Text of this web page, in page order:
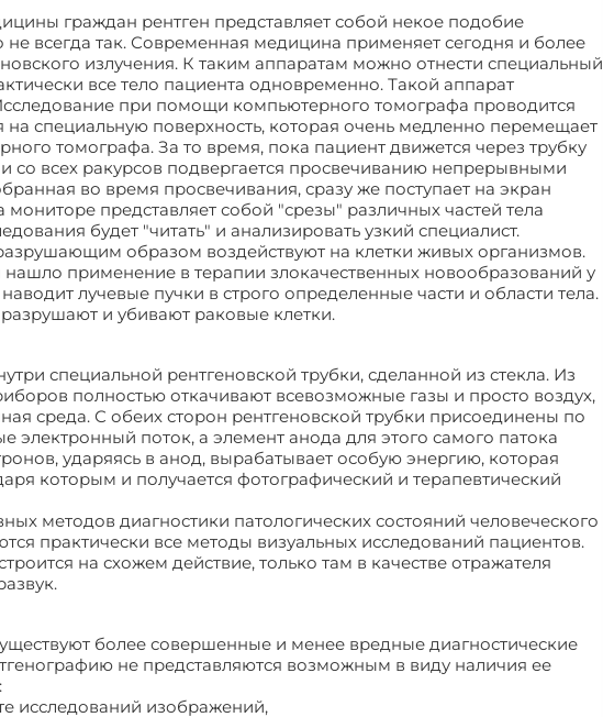
граждан рентген представляет собой некое подобие
всегда так. Современная медицина применяет сегодня и более
излучения. К таким аппаратам можно отнести специальный
все тело пациента одновременно. Такой аппарат
при помощи компьютерного томографа проводится
специальную поверхность, которая очень медленно перемещает
томографа. За то время, пока пациент движется через трубку
со всех ракурсов подвергается просвечиванию непрерывными
во время просвечивания, сразу же поступает на экран
представляет собой "срезы" различных частей тела
будет "читать" и анализировать узкий специалист.
образом воздействуют на клетки живых организмов.
нашло применение в терапии злокачественных новообразований у
лучевые пучки в строго определенные части и области тела.
и убивают раковые клетки.
специальной рентгеновской трубки, сделанной из стекла. Из
полностью откачивают всевозможные газы и просто воздух,
среда. С обеих сторон рентгеновской трубки присоединены по
электронный поток, а элемент анода для этого самого патока
ударяясь в анод, вырабатывает особую энергию, которая
которым и получается фотографический и терапевтический
методов диагностики патологических состояний человеческого
практически все методы визуальных исследований пациентов.
на схожем действие, только там в качестве отражателя
более совершенные и менее вредные диагностические
не представляются возможным в виду наличия ее
исследований изображений,